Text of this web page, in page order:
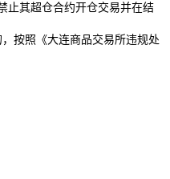
止其超仓合约开仓交易并在结
按照《大连商品交易所违规处